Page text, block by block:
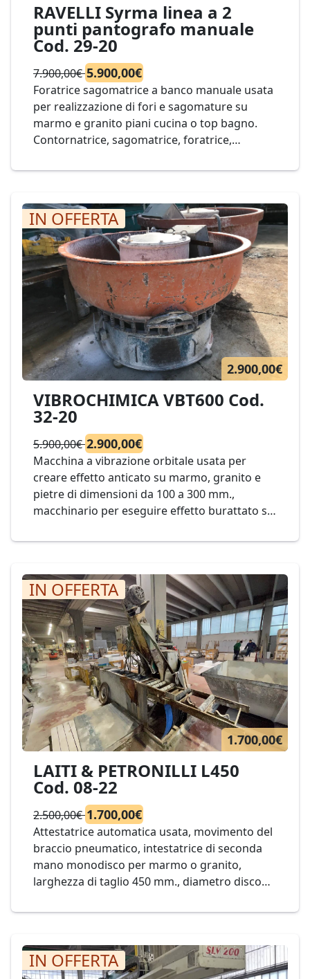
RAVELLI Syrma linea a 2
punti pantografo manuale
Cod. 29-20
7.900,00€5.900,00€
Foratrice sagomatrice a banco manuale usata
per realizzazione di fori e sagomature su
marmo e granito piani cucina o top bagno.
Contornatrice, sagomatrice, foratrice,
combinazione di Syrma con la macchina UN60
automatico a velocità variabile crea un’isola di
lavoro ideale per ottimizzare la produzione.
Ideale per lavorazione da lastra di marmo o
granito come piani bagno e cucina, tavoli,
sagomati in genere. Mod. RAVELLI SYRMA
linea a 2 punti Cod. 29-20
IN OFFERTA
2.900,00€
VIBROCHIMICA VBT600 Cod.
32-20
5.900,00€2.900,00€
Macchina a vibrazione orbitale usata per
creare effetto anticato su marmo, granito e
pietre di dimensioni da 100 a 300 mm.,
macchinario per eseguire effetto burattato su
VIBROCHIMICA VBT600 Cod. 32-20
IN OFFERTA
1.700,00€
LAITI & PETRONILLI L450
Cod. 08-22
2.500,00€1.700,00€
Attestatrice automatica usata, movimento del
braccio pneumatico, intestatrice di seconda
mano monodisco per marmo o granito,
larghezza di taglio 450 mm., diametro disco
22
IN OFFERTA